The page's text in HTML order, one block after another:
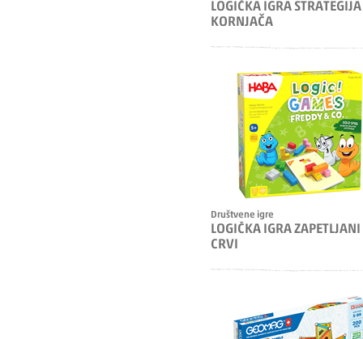
LOGIČKA IGRA STRATEGIJA
KORNJAČA
Društvene igre
LOGIČKA IGRA ZAPETLJANI
CRVI